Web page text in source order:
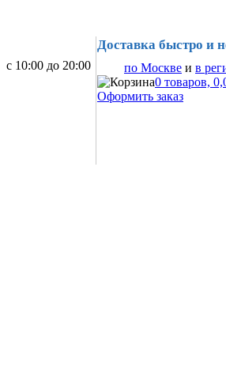
с 10:00 до 20:00
Доставка быстро и
по Москве и в
0 товаров,
Оформить заказ